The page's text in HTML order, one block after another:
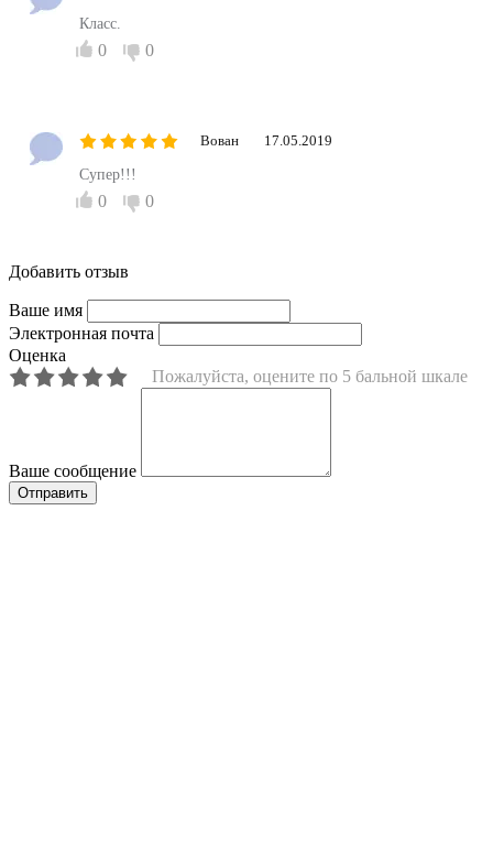
Класс.
0 0
Вован 17.05.2019
Супер!!!
0 0
Добавить отзыв
Ваше имя
Электронная почта
Оценка
Пожалуйста, оцените по 5 бальной шкале
Ваше сообщение